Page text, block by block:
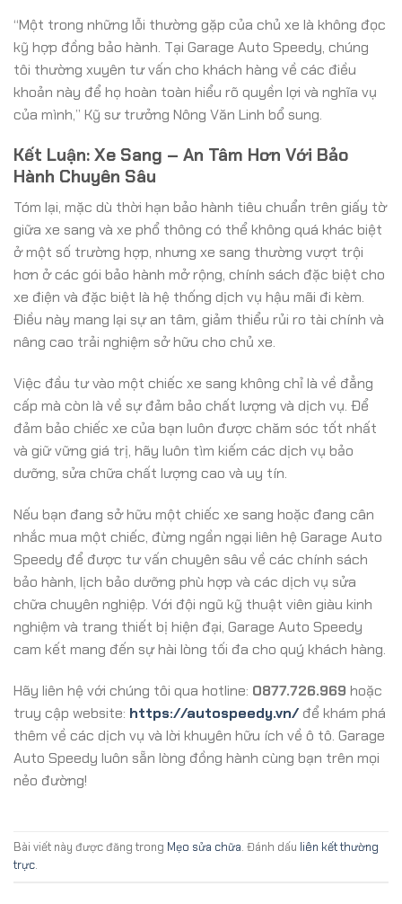
“Một trong những lỗi thường gặp của chủ xe là không đọc
kỹ hợp đồng bảo hành. Tại Garage Auto Speedy, chúng
tôi thường xuyên tư vấn cho khách hàng về các điều
khoản này để họ hoàn toàn hiểu rõ quyền lợi và nghĩa vụ
của mình,” Kỹ sư trưởng Nông Văn Linh bổ sung.
Kết Luận: Xe Sang – An Tâm Hơn Với Bảo
Hành Chuyên Sâu
Tóm lại, mặc dù thời hạn bảo hành tiêu chuẩn trên giấy tờ
giữa xe sang và xe phổ thông có thể không quá khác biệt
ở một số trường hợp, nhưng xe sang thường vượt trội
hơn ở các gói bảo hành mở rộng, chính sách đặc biệt cho
xe điện và đặc biệt là hệ thống dịch vụ hậu mãi đi kèm.
Điều này mang lại sự an tâm, giảm thiểu rủi ro tài chính và
nâng cao trải nghiệm sở hữu cho chủ xe.
Việc đầu tư vào một chiếc xe sang không chỉ là về đẳng
cấp mà còn là về sự đảm bảo chất lượng và dịch vụ. Để
đảm bảo chiếc xe của bạn luôn được chăm sóc tốt nhất
và giữ vững giá trị, hãy luôn tìm kiếm các dịch vụ bảo
dưỡng, sửa chữa chất lượng cao và uy tín.
Nếu bạn đang sở hữu một chiếc xe sang hoặc đang cân
nhắc mua một chiếc, đừng ngần ngại liên hệ Garage Auto
Speedy để được tư vấn chuyên sâu về các chính sách
bảo hành, lịch bảo dưỡng phù hợp và các dịch vụ sửa
chữa chuyên nghiệp. Với đội ngũ kỹ thuật viên giàu kinh
nghiệm và trang thiết bị hiện đại, Garage Auto Speedy
cam kết mang đến sự hài lòng tối đa cho quý khách hàng.
Hãy liên hệ với chúng tôi qua hotline: 0877.726.969 hoặc
truy cập website: https://autospeedy.vn/để khám phá
thêm về các dịch vụ và lời khuyên hữu ích về ô tô. Garage
Auto Speedy luôn sẵn lòng đồng hành cùng bạn trên mọi
nẻo đường!
Bài viết này được đăng trong Mẹo sửa chữa. Đánh dấu liên kết thường
trực.